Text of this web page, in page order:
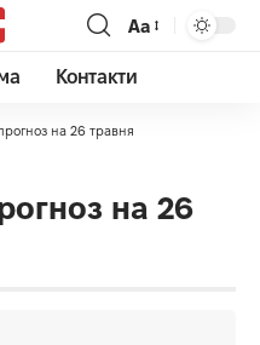
Аа
Контакти
на 26 травня
на 26